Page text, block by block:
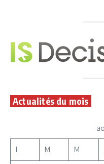
Actualités du mois
L M M